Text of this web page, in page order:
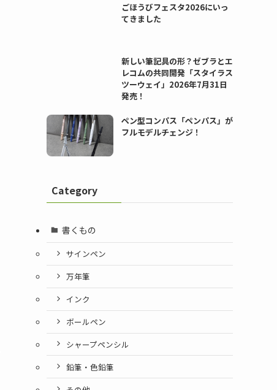
ごほうびフェスタ2026にいっ
てきました
新しい筆記具の形？ゼブラとエ
レコムの共同開発「スタイラス
ツーウェイ」2026年7月31日
発売！
ペン型コンパス「ペンパス」が
フルモデルチェンジ！
Category
書くもの
サインペン
万年筆
インク
ボールペン
シャープペンシル
鉛筆・色鉛筆